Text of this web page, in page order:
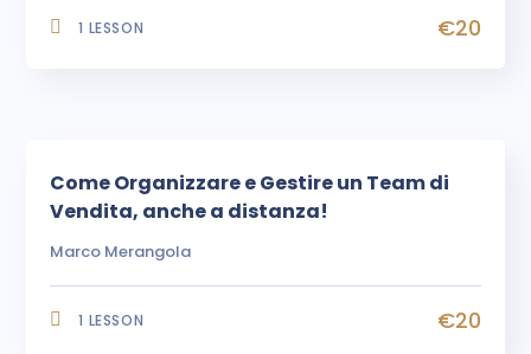
1 LESSON €20
Come Organizzare e Gestire un Team di
Vendita, anche a distanza!
Marco Merangola
1 LESSON €20